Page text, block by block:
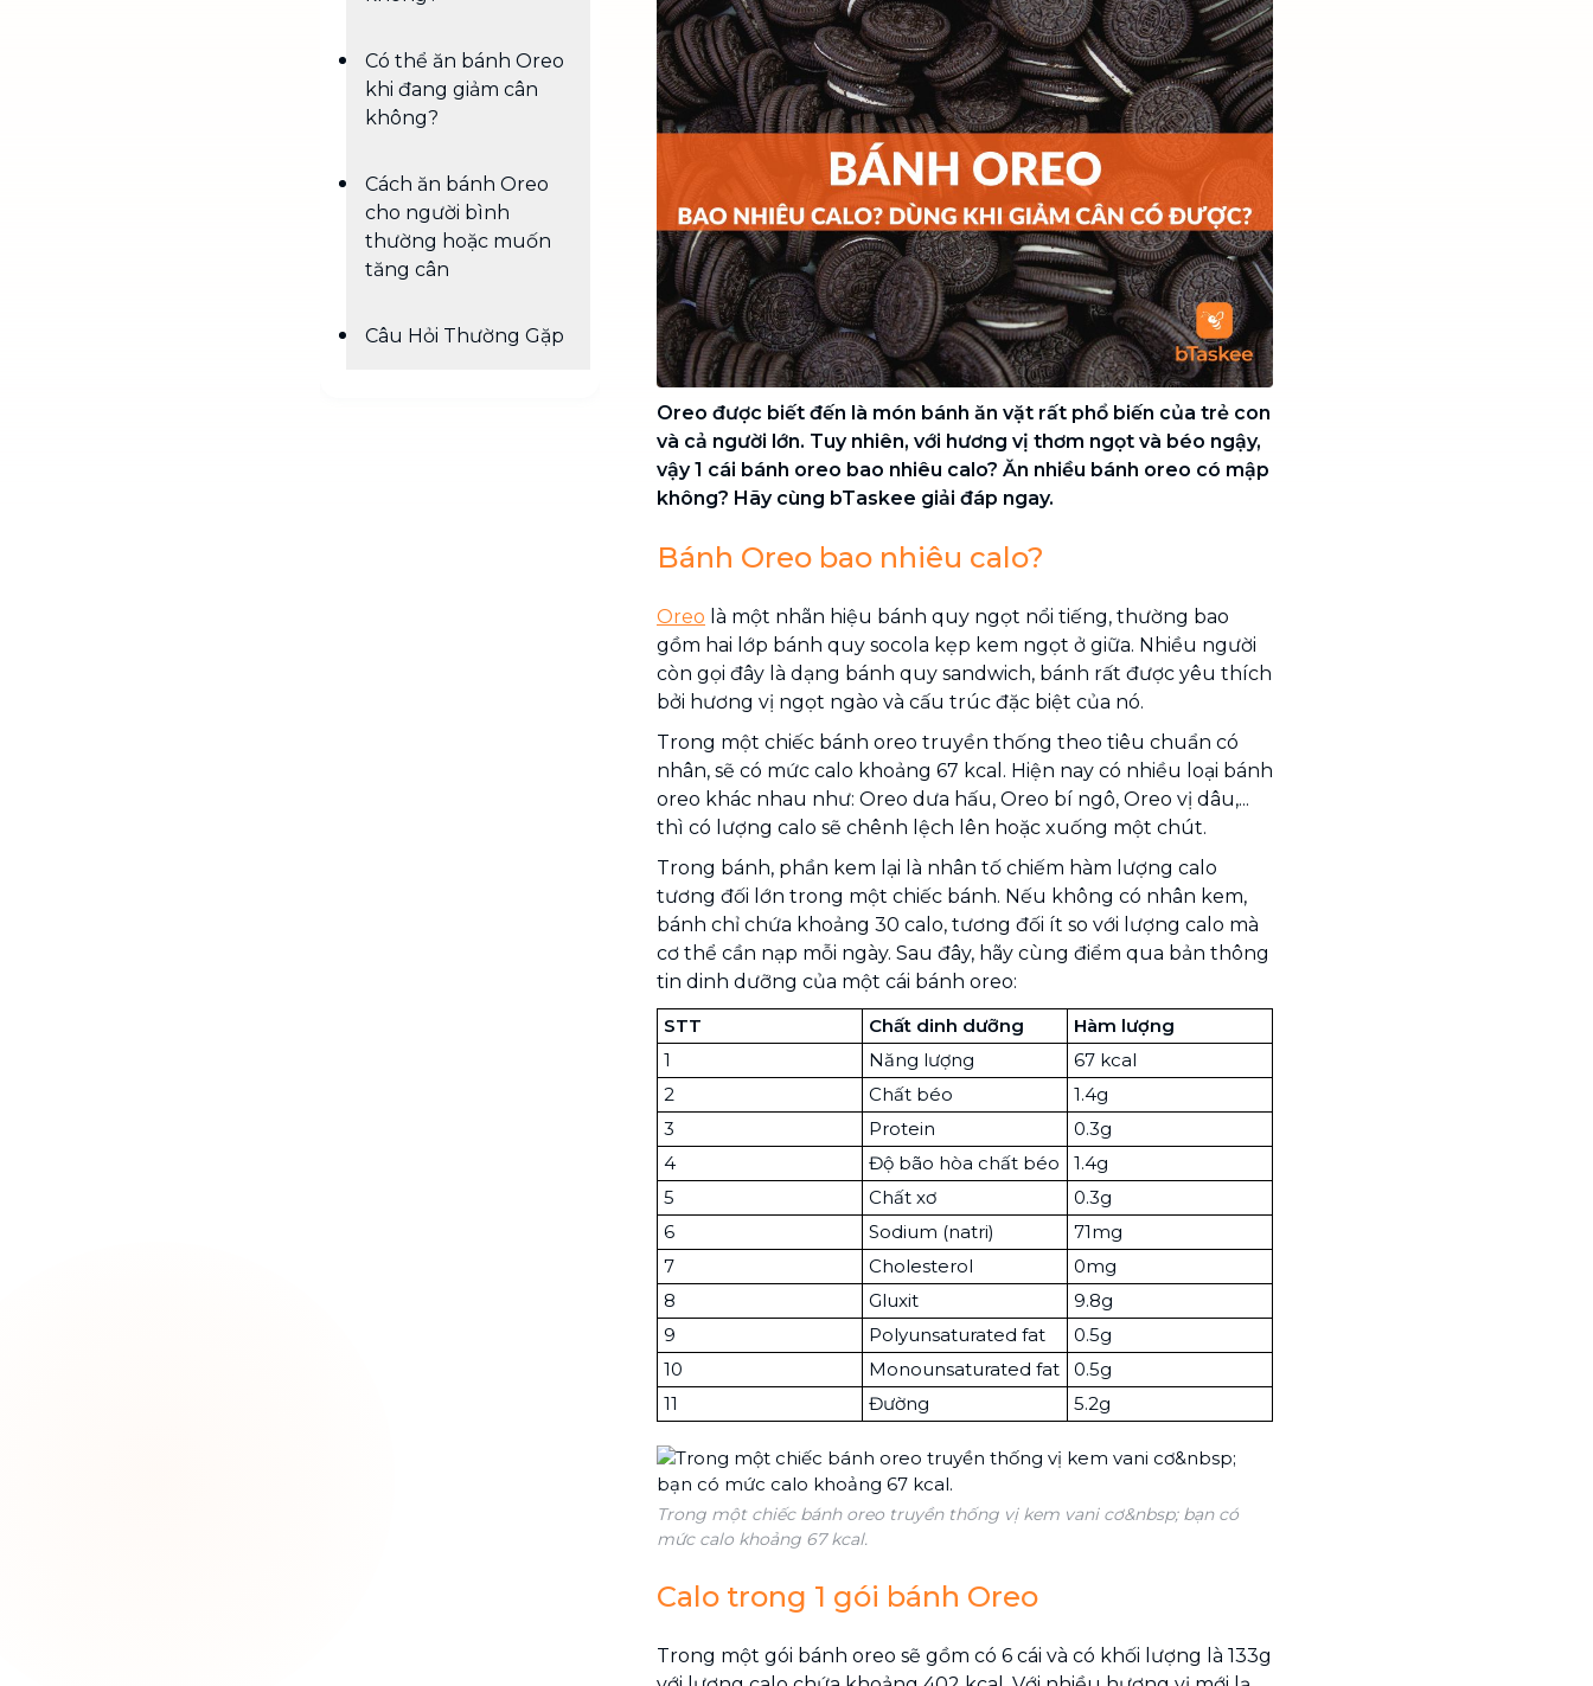
Chuyển nhà trọn gói, không lo dọn
dẹp nơi đi nơi đến
Vệ sinh công nghiệp NEW
Vệ sinh chuyên nghiệp cho văn
phòng, nhà xưởng, công trình lớn
Có thể ăn bánh Oreo
khi đang giảm cân
không?
Cách ăn bánh Oreo
cho người bình
thường hoặc muốn
tăng cân
Câu Hỏi Thường Gặp
Oreo được biết đến là món bánh ăn vặt rất phổ biến của trẻ con
và cả người lớn. Tuy nhiên, với hương vị thơm ngọt và béo ngậy,
vậy 1 cái bánh oreo bao nhiêu calo? Ăn nhiều bánh oreo có mập
không? Hãy cùng bTaskee giải đáp ngay.
Bánh Oreo bao nhiêu calo?
Oreo là một nhãn hiệu bánh quy ngọt nổi tiếng, thường bao
gồm hai lớp bánh quy socola kẹp kem ngọt ở giữa. Nhiều người
còn gọi đây là dạng bánh quy sandwich, bánh rất được yêu thích
bởi hương vị ngọt ngào và cấu trúc đặc biệt của nó.
Trong một chiếc bánh oreo truyền thống theo tiêu chuẩn có
nhân, sẽ có mức calo khoảng 67 kcal. Hiện nay có nhiều loại bánh
oreo khác nhau như: Oreo dưa hấu, Oreo bí ngô, Oreo vị dâu,...
thì có lượng calo sẽ chênh lệch lên hoặc xuống một chút.
Trong bánh, phần kem lại là nhân tố chiếm hàm lượng calo
tương đối lớn trong một chiếc bánh. Nếu không có nhân kem,
bánh chỉ chứa khoảng 30 calo, tương đối ít so với lượng calo mà
cơ thể cần nạp mỗi ngày. Sau đây, hãy cùng điểm qua bản thông
tin dinh dưỡng của một cái bánh oreo:
STT
Chất dinh dưỡng
Hàm lượng
1
Năng lượng
67 kcal
2
Chất béo
1.4g
3
Protein
0.3g
4
Độ bão hòa chất béo
1.4g
5
Chất xơ
0.3g
6
Sodium (natri)
71mg
7
Cholesterol
0mg
8
Gluxit
9.8g
9
Polyunsaturated fat
0.5g
10
Monounsaturated fat
0.5g
11
Đường 5.2g
Trong một chiếc bánh oreo truyền thống vị kem vani cơ&nbsp; bạn có
mức calo khoảng 67 kcal.
Calo trong 1 gói bánh Oreo
Trong một gói bánh oreo sẽ gồm có 6 cái và có khối lượng là 133g